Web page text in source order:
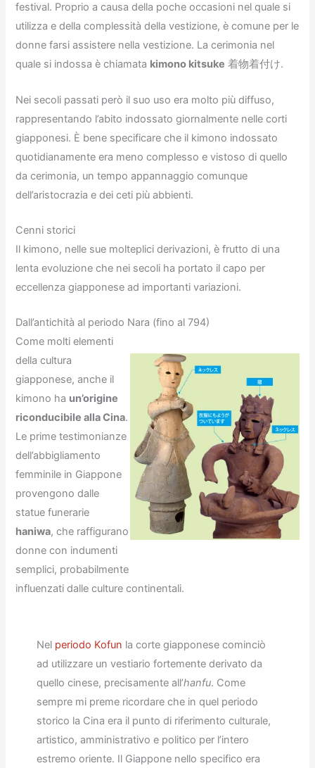
festival. Proprio a causa della poche occasioni nel quale si
utilizza e della complessità della vestizione, è comune per le
donne farsi assistere nella vestizione. La cerimonia nel
quale si indossa è chiamata kimono kitsuke 着物着付け.
Nei secoli passati però il suo uso era molto più diffuso,
rappresentando l’abito indossato giornalmente nelle corti
giapponesi. È bene specificare che il kimono indossato
quotidianamente era meno complesso e vistoso di quello
da cerimonia, un tempo appannaggio comunque
dell’aristocrazia e dei ceti più abbienti.
Cenni storici
Il kimono, nelle sue molteplici derivazioni, è frutto di una
lenta evoluzione che nei secoli ha portato il capo per
eccellenza giapponese ad importanti variazioni.
Dall’antichità al periodo Nara (fino al 794)
Come molti elementi
della cultura
giapponese, anche il
kimono ha un’origine
riconducibile alla Cina.
Le prime testimonianze
dell’abbigliamento
femminile in Giappone
provengono dalle
statue funerarie
haniwa, che raffigurano
donne con indumenti
semplici, probabilmente
influenzati dalle culture continentali.
Nel periodo Kofun la corte giapponese cominciò
ad utilizzare un vestiario fortemente derivato da
quello cinese, precisamente all’hanfu. Come
sempre mi preme ricordare che in quel periodo
storico la Cina era il punto di riferimento culturale,
artistico, amministrativo e politico per l’intero
estremo oriente. Il Giappone nello specifico era